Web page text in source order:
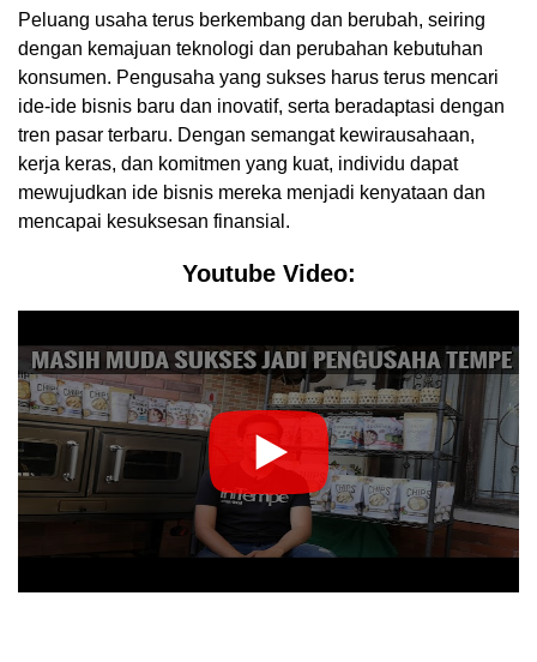
Peluang usaha terus berkembang dan berubah, seiring
dengan kemajuan teknologi dan perubahan kebutuhan
konsumen. Pengusaha yang sukses harus terus mencari
ide-ide bisnis baru dan inovatif, serta beradaptasi dengan
tren pasar terbaru. Dengan semangat kewirausahaan,
kerja keras, dan komitmen yang kuat, individu dapat
mewujudkan ide bisnis mereka menjadi kenyataan dan
mencapai kesuksesan finansial.
Youtube Video: